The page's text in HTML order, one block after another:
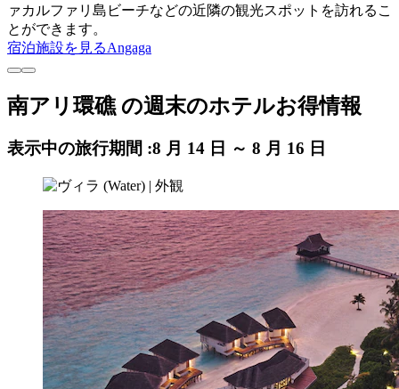
ァカルファリ島ビーチなどの近隣の観光スポットを訪れるこ
とができます。
宿泊施設を見るAngaga
南アリ環礁 の週末のホテルお得情報
表示中の旅行期間 :8 月 14 日 ～ 8 月 16 日